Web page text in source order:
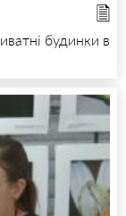
будинки в